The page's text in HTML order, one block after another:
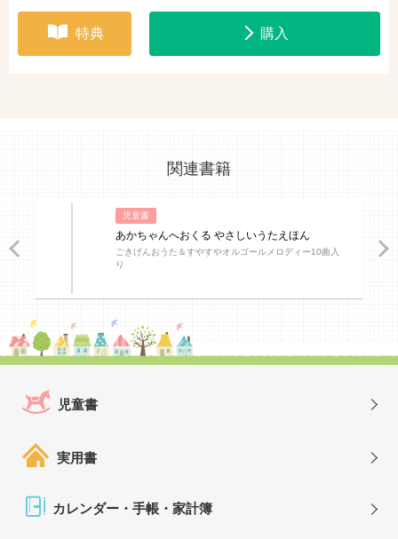
特典 購入
関連書籍
児童書
あかちゃんへおくる やさしいうたえほん
ごきげんおうた＆すやすやオルゴールメロディー10曲入
り
児童書
実用書
カレンダー・手帳・家計簿